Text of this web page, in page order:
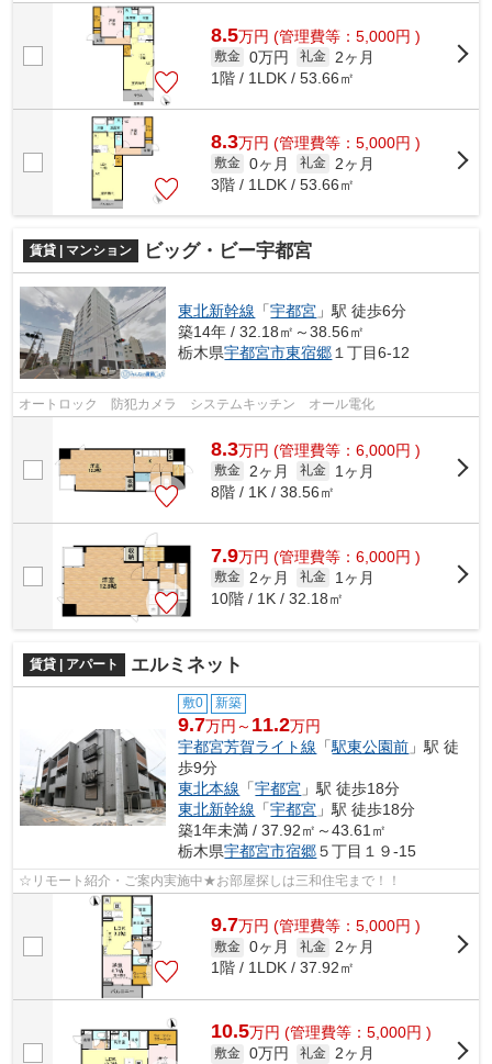
8.5万円 (管理費等：5,000円 )
敷金 0万円 礼金
2ヶ月
1階 / 1LDK / 53.66㎡
8.3万円 (管理費等：5,000円 )
敷金 0ヶ月 礼金
2ヶ月
3階 / 1LDK / 53.66㎡
賃貸 | マンション ビッグ・ビー宇都宮
東北新幹線 「宇都宮 」駅 徒歩6分
築14年 / 32.18㎡～38.56㎡
栃木県宇都宮市東宿郷１丁目6-12
オートロック 防犯カメラ システムキッチン オール電化
8.3万円 (管理費等：6,000円 )
敷金 2ヶ月 礼金
1ヶ月
8階 / 1K / 38.56㎡
7.9万円 (管理費等：6,000円 )
敷金 2ヶ月 礼金
1ヶ月
10階 / 1K / 32.18㎡
賃貸 | アパート エルミネット
敷0 新築
9.7万円～ 11.2万円
宇都宮芳賀ライト線 「駅東公園前 」駅 徒
歩9分
東北本線 「宇都宮 」駅 徒歩18分
東北新幹線 「宇都宮 」駅 徒歩18分
築1年未満 / 37.92㎡～43.61㎡
栃木県宇都宮市宿郷５丁目１９-15
☆リモート紹介・ご案内実施中★お部屋探しは三和住宅まで！！
9.7万円 (管理費等：5,000円 )
敷金 0ヶ月 礼金 2ヶ月
1階 / 1LDK / 37.92㎡
10.5万円 (管理費等：5,000円 )
敷金 0万円 礼金 2ヶ月